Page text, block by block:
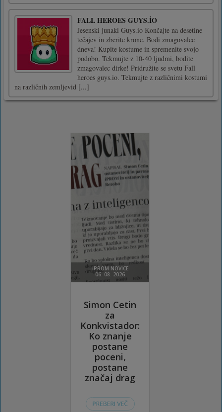
FALL HEROES GUYS.İO
Jesenski junaki Guys.io Končajte na desetine
tečajev in zberite krone. Bodi zmagovalec
dneva! Kupite kostume in spremenite svojo
podobo. Tekmujte z 10-40 ljudmi, bodite
zmagovalec dirke! Pridružite se svetu Fall
heroes guys.io. Tekmujte z različnimi kostumi
na različnih zemljevid [...]